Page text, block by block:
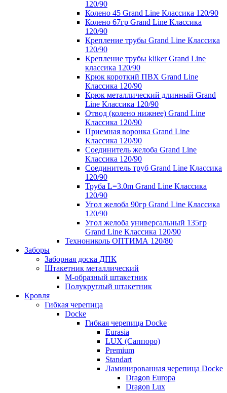
120/90
Колено 45 Grand Line Классика 120/90
Колено 67гр Grand Line Классика
120/90
Крепление трубы Grand Line Классика
120/90
Крепление трубы kliker Grand Line
классика 120/90
Крюк короткий ПВХ Grand Line
Классика 120/90
Крюк металлический длинный Grand
Line Классика 120/90
Отвод (колено нижнее) Grand Line
Классика 120/90
Приемная воронка Grand Line
Классика 120/90
Соединитель желоба Grand Line
Классика 120/90
Соединитель труб Grand Line Классика
120/90
Труба L=3.0m Grand Line Классика
120/90
Угол желоба 90гр Grand Line Классика
120/90
Угол желоба универсальный 135гр
Grand Line Классика 120/90
Технониколь ОПТИМА 120/80
Заборы
Заборная доска ДПК
Штакетник металлический
М-образный штакетник
Полукруглый штакетник
Кровля
Гибкая черепица
Docke
Гибкая черепица Docke
Eurasia
LUX (Саппоро)
Premium
Standart
Ламинированная черепица Docke
Dragon Europa
Dragon Lux